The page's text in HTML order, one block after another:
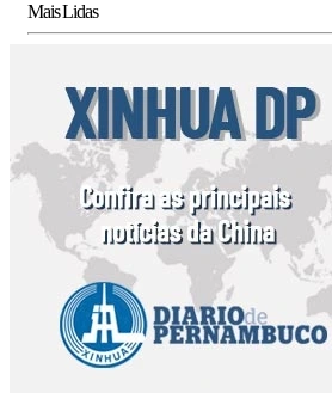
Mais Lidas